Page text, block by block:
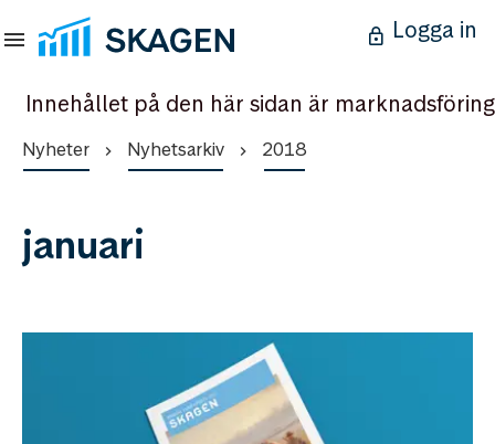
Logga in
Innehållet på den här sidan är marknadsföring
Nyheter Nyhetsarkiv 2018
januari